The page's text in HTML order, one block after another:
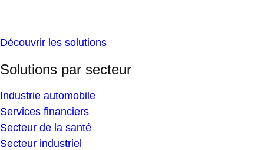
Découvrir les solutions
Solutions par secteur
Industrie automobile
Services financiers
Secteur de la santé
Secteur industriel